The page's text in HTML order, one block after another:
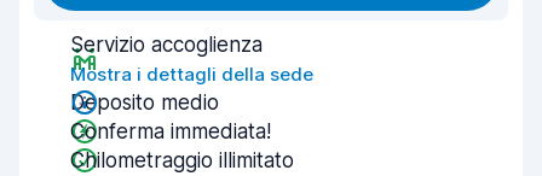
Servizio accoglienza
Mostra i dettagli della sede
Deposito medio
Conferma immediata!
Chilometraggio illimitato